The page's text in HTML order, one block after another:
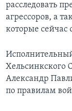
расследовать
агрессоров, а
которые сейчас
Хельсинкского
Александр
по правилам